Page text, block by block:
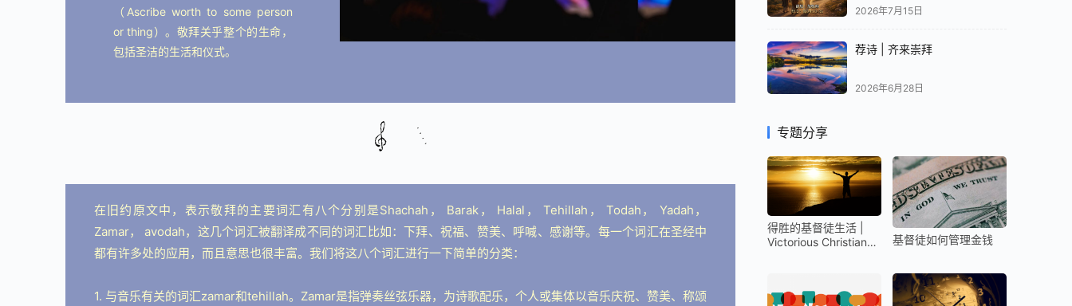
（Ascribe worth to some person
or thing）。敬拜关乎整个的生命，
包括圣洁的生活和仪式。
在旧约原文中，表示敬拜的主要词汇有八个分别是Shachah， Barak， Halal， Tehillah， Todah， Yadah，
Zamar， avodah，这几个词汇被翻译成不同的词汇比如：下拜、祝福、赞美、呼喊、感谢等。每一个词汇在圣经中
都有许多处的应用，而且意思也很丰富。我们将这八个词汇进行一下简单的分类：
1. 与音乐有关的词汇zamar和tehillah。Zamar是指弹奏丝弦乐器，为诗歌配乐，个人或集体以音乐庆祝、赞美、称颂
2026年7月15日
荐诗 | 齐来崇拜
2026年6月28日
专题分享
得胜的基督徒生活 |
Victorious Christian
基督徒如何管理金钱